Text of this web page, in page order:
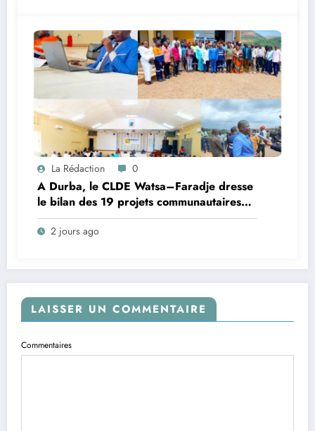
La Rédaction 0
A Durba, le CLDE Watsa–Faradje dresse
le bilan des 19 projets communautaires
de cahier de charge signé avec KGM S.A
et prépare le deuxième quinquennat
2 jours ago
LAISSER UN COMMENTAIRE
Commentaires